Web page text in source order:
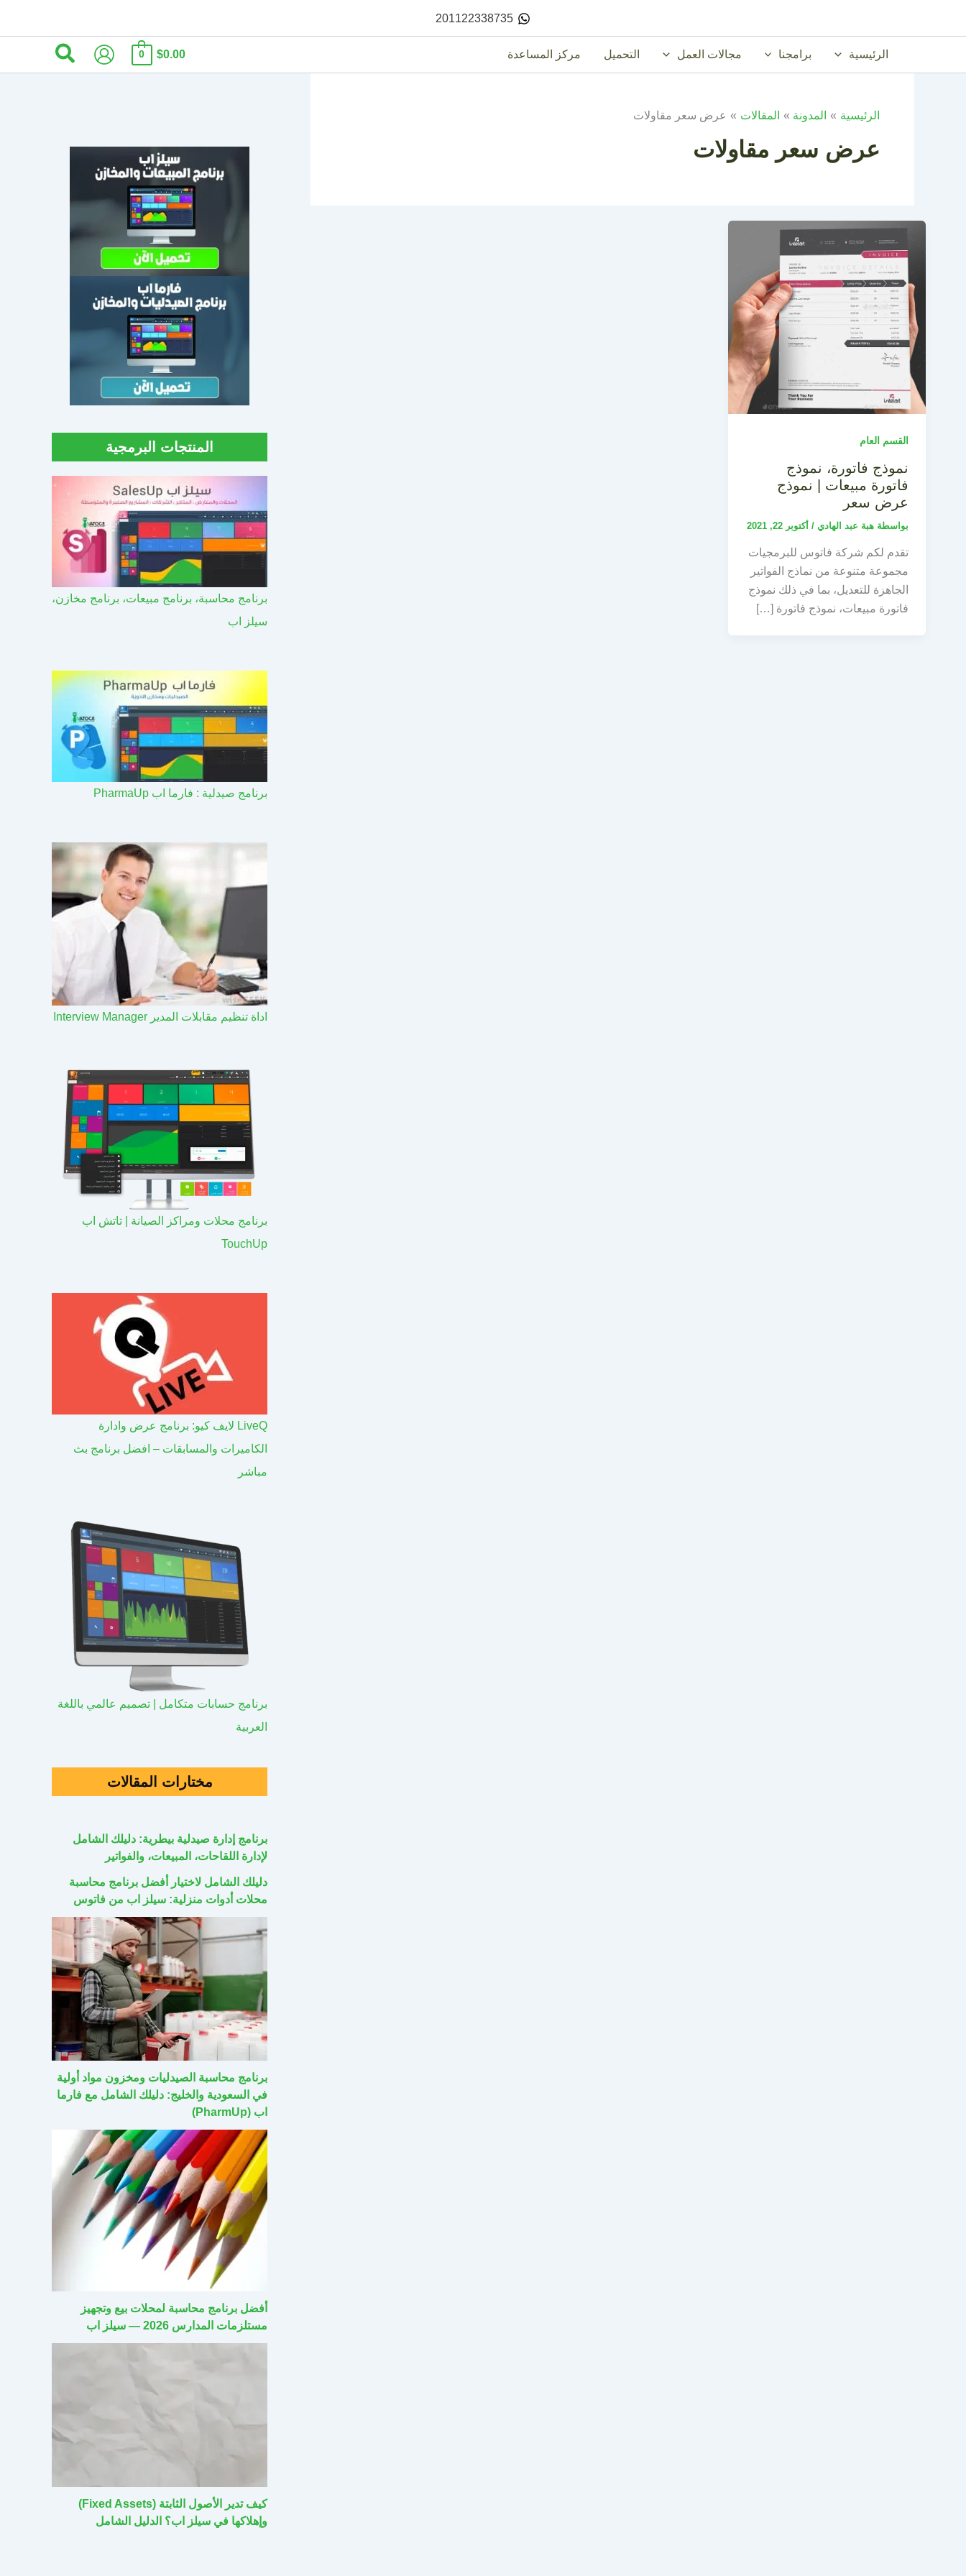
201122338735
الرئيسية برامجنا مجالات العمل التحميل مركز المساعدة $0.00
0 البحث
الرئيسية المدونة المقالات عرض سعر مقاولات
عرض سعر مقاولات
القسم العام
نموذج فاتورة، نموذج
فاتورة مبيعات | نموذج
عرض سعر
بواسطة هبة عبد الهادي / أكتوبر 22, 2021
تقدم لكم شركة فاتوس للبرمجيات
مجموعة متنوعة من نماذج الفواتير
الجاهزة للتعديل، بما في ذلك نموذج
فاتورة مبيعات، نموذج فاتورة […]
المنتجات البرمجية
برنامج محاسبة، برنامج مبيعات، برنامج مخازن،
سيلز اب
برنامج صيدلية : فارما اب PharmaUp​
اداة تنظيم مقابلات المدير Interview Manager
برنامج محلات ومراكز الصيانة | تاتش اب
TouchUp
LiveQ لايف كيو: برنامج عرض وادارة
الكاميرات والمسابقات – افضل برنامج بث
مباشر
برنامج حسابات متكامل | تصميم عالمي باللغة
العربية
مختارات المقالات
برنامج إدارة صيدلية بيطرية: دليلك الشامل
لإدارة اللقاحات، المبيعات، والفواتير
دليلك الشامل لاختيار أفضل برنامج محاسبة
محلات أدوات منزلية: سيلز اب من فاتوس
برنامج محاسبة الصيدليات ومخزون مواد أولية
في السعودية والخليج: دليلك الشامل مع فارما
اب (PharmUp)
أفضل برنامج محاسبة لمحلات بيع وتجهيز
مستلزمات المدارس 2026 — سيلز اب
كيف تدير الأصول الثابتة (Fixed Assets)
وإهلاكها في سيلز اب؟ الدليل الشامل